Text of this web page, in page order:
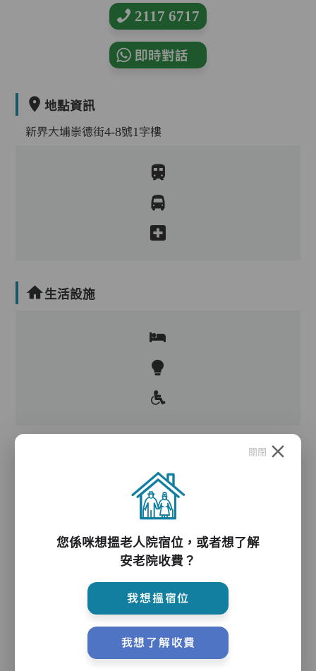
2117 6717
即時對話
地點資訊
新界大埔崇德街4-8號1字樓
生活設施
護理評估、執藥、核派藥、量度生命表徵、協助沐
入住條件
關閉
您係咪想搵老人院宿位，或者想了解
安老院收費？
我想搵宿位
我想了解收費